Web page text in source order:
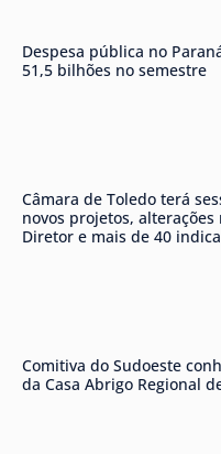
Despesa pública no
51,5 bilhões no semestre
Câmara de Toledo terá
novos projetos, alterações
Diretor e mais de 40
Comitiva do Sudoeste
da Casa Abrigo Regional